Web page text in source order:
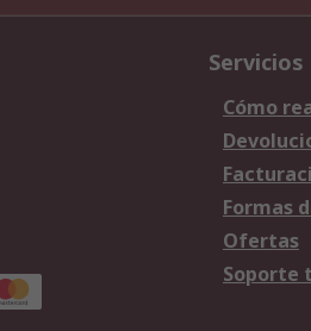
Servicios
Cómo
Formas
Ofertas
Soporte